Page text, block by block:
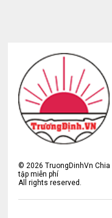
© 2026 TruongDinhVn
tập miễn phí
All rights reserved.